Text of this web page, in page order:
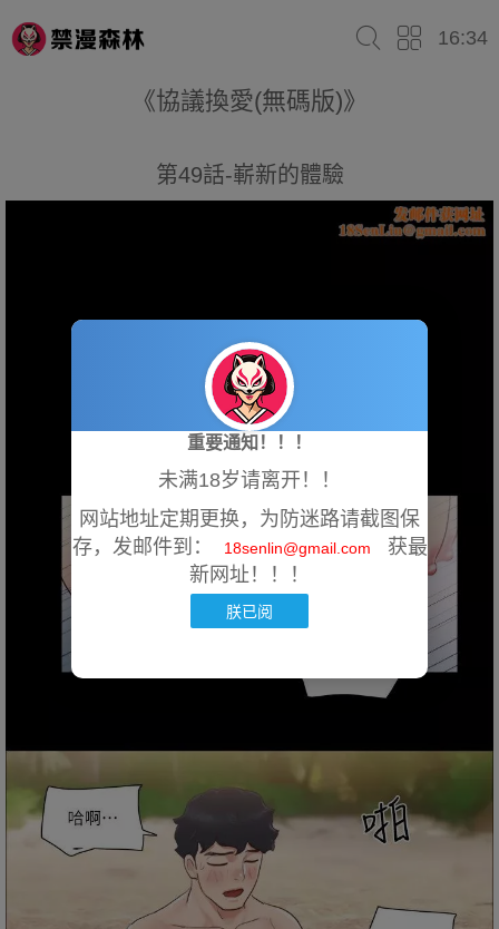
16:34
《協議換愛(無碼版)》
第49話-嶄新的體驗
重要通知！！！
未满18岁请离开！！
网站地址定期更换，为防迷路请截图保
存，发邮件到：
18senlin@gmail.com
获最
新网址！！！
朕已阅